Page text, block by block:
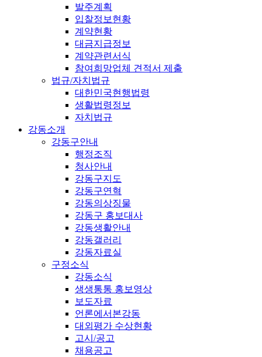
발주계획
입찰정보현황
계약현황
대금지급정보
계약관련서식
참여희망업체 견적서 제출
법규/자치법규
대한민국현행법령
생활법령정보
자치법규
강동소개
강동구안내
행정조직
청사안내
강동구지도
강동구연혁
강동의상징물
강동구 홍보대사
강동생활안내
강동갤러리
강동자료실
구정소식
강동소식
생생통통 홍보영상
보도자료
언론에서본강동
대외평가 수상현황
고시/공고
채용공고